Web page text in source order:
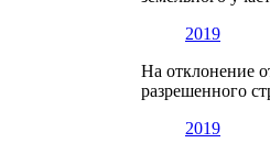
2019
На отклонение
разрешенного
2019